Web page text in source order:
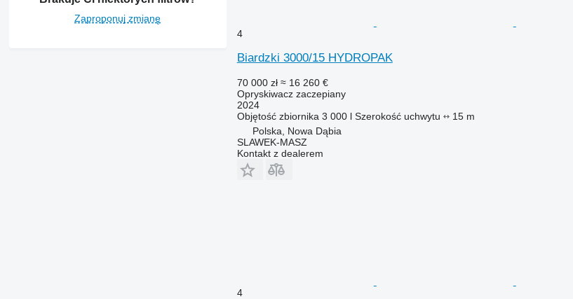
Zaproponuj zmianę
4
Biardzki 3000/15 HYDROPAK
70 000 zł ≈ 16 260 €
Opryskiwacz zaczepiany
2024
Objętość zbiornika 3 000 l Szerokość uchwytu
15 m
Polska, Nowa Dąbia
SLAWEK-MASZ
Kontakt z dealerem
4